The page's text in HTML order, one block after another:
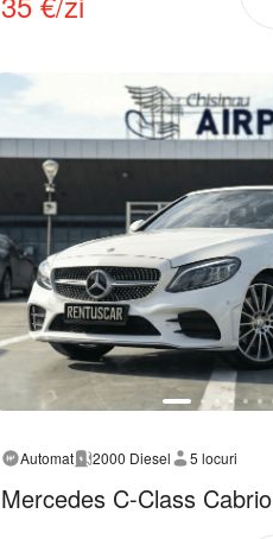
Automat 2000 Diesel 5 locuri
Mercedes C-Class Cabrio